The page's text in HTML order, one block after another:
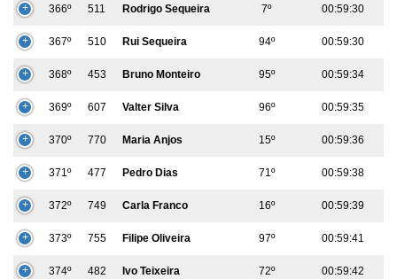
366º 511 Rodrigo Sequeira 7º 00:59:30
367º 510 Rui Sequeira 94º 00:59:30
368º 453 Bruno Monteiro 95º 00:59:34
369º 607 Valter Silva 96º 00:59:35
370º 770 Maria Anjos 15º 00:59:36
371º 477 Pedro Dias 71º 00:59:38
372º 749 Carla Franco 16º 00:59:39
373º 755 Filipe Oliveira 97º 00:59:41
374º 482 Ivo Teixeira 72º 00:59:42